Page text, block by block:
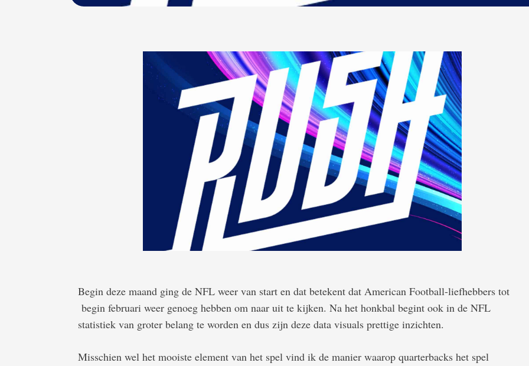
Begin deze maand ging de NFL weer van start en dat betekent dat American Football-liefhebbers tot
begin februari weer genoeg hebben om naar uit te kijken. Na het honkbal begint ook in de NFL
statistiek van groter belang te worden en dus zijn deze data visuals prettige inzichten.
Misschien wel het mooiste element van het spel vind ik de manier waarop quarterbacks het spel